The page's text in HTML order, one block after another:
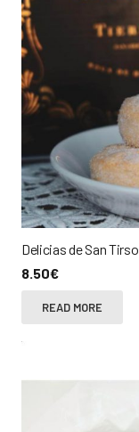
Delicias de San Tirso
8.50€
READ MORE